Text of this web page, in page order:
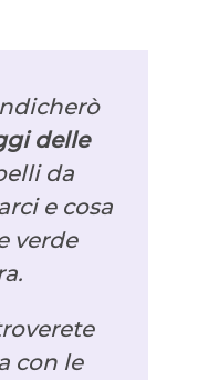
delle
da
e cosa
verde
con le